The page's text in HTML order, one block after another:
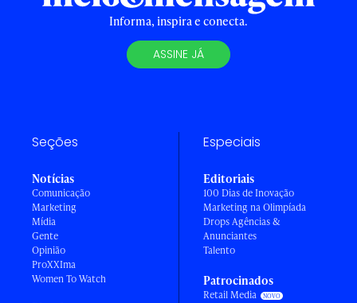
Informa, inspira e conecta.
ASSINE JÁ
Seções
Notícias
Comunicação
Marketing
Mídia
Gente
Opinião
ProXXIma
Women To Watch
Especiais
Editoriais
100 Dias de Inovação
Marketing na Olimpíada
Drops Agências &
Anunciantes
Talento
Patrocinados
Retail Media